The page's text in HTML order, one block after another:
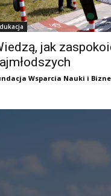
jak
Wsparcia Nauki i